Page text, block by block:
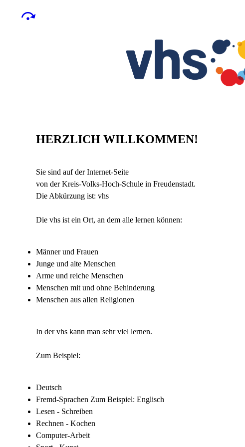
HERZLICH WILLKOMMEN!
Sie sind auf der Internet-Seite
von der Kreis-Volks-Hoch-Schule in Freudenstadt.
Die Abkürzung ist: vhs
Die vhs ist ein Ort, an dem alle lernen können:
Männer und Frauen
Junge und alte Menschen
Arme und reiche Menschen
Menschen mit und ohne Behinderung
Menschen aus allen Religionen
In der vhs kann man sehr viel lernen.
Zum Beispiel:
Deutsch
Fremd-Sprachen Zum Beispiel: Englisch
Lesen - Schreiben
Rechnen - Kochen
Computer-Arbeit